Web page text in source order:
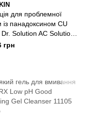
для проблемної
із панадоксином CU
Solution AC Solution
грн